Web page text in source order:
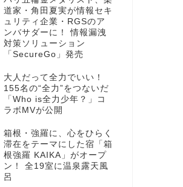
道家・角田夏実が情報セキ
ュリティ企業・RGSのア
ンバサダーに！ 情報漏洩
対策ソリューション
「SecureGo」発売
大人だって全力でいい！
155名の“全力”をつないだ
「Who is全力少年？」コ
ラボMVが公開
箱根・強羅に、心をひらく
滞在をテーマにした宿「箱
根強羅 KAIKA」がオープ
ン！ 全19室に温泉露天風
呂